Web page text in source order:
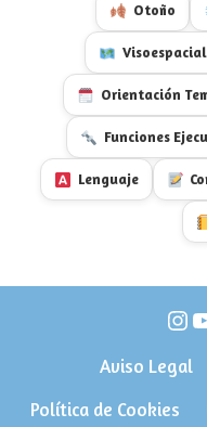
Otoño
Visoespacial
Orientación
Funciones
Lenguaje
Aviso Legal
Política de Cookies